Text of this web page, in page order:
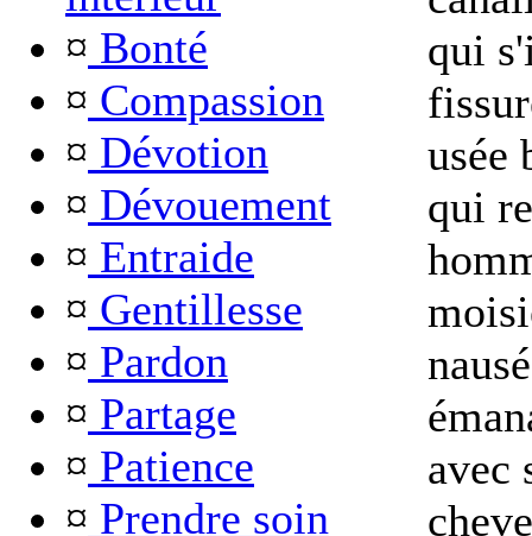
¤ Bonté
¤ Compassion
¤ Dévotion
¤ Dévouement
¤ Entraide
¤ Gentillesse
¤ Pardon
¤ Partage
¤ Patience
¤ Prendre soin
qui
usée
qui
avec